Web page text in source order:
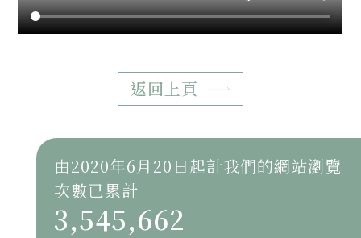
返回上頁
由2020年6月20日起計我們的網站瀏覽
次數已累計
3,545,662